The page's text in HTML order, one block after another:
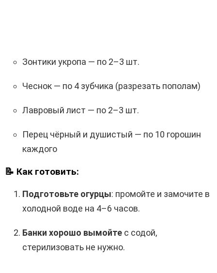
Зонтики укропа — по 2–3 шт.
Чеснок — по 4 зубчика (разрезать пополам)
Лавровый лист — по 2–3 шт.
Перец чёрный и душистый — по 10 горошин
каждого
📝 Как готовить:
Подготовьте огурцы: промойте и замочите в
холодной воде на 4–6 часов.
Банки хорошо вымойте с содой,
стерилизовать не нужно.